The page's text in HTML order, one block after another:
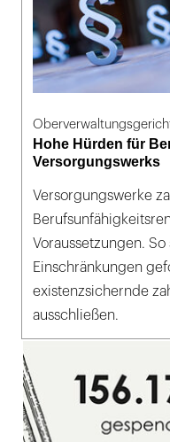
Hohe Hürden für
Versorgungswerks
Versorgungswerke
Voraussetzungen.
Einschränkungen
existenzsichernde
ausschließen.